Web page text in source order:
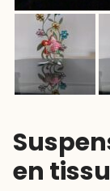
en tissu